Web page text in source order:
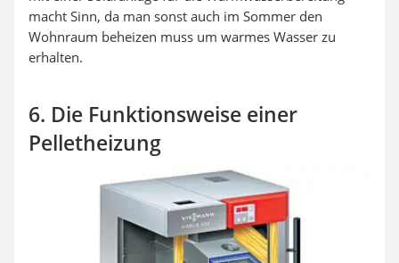
macht Sinn, da man sonst auch im Sommer den
Wohnraum beheizen muss um warmes Wasser zu
erhalten.
6. Die Funktionsweise einer
Pelletheizung